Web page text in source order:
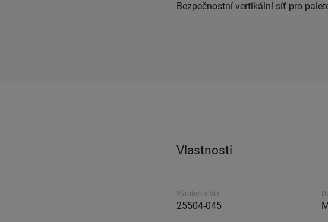
Bezpečnostní vertikální síť pro
Vlastnosti
Výrobek číslo
25504-045